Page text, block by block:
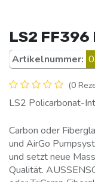
LS2 FF396
Artikelnummer:
(0
LS2 Policarbonat-
Carbon oder
und AirGo
und setzt neue
Qualität.